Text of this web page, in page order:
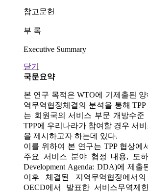
참고문헌
부 록
Executive Summary
닫기
국문요약
본 연구 목적은 WTO에 기제출된 양
역무역협정체결의 분석을 통해
는 회원국의 서비스 부문 개방수준
TPP에 우리나라가 참여할 경우 서
을 제시하고자 하는데 있다.
이를 위하여 본 연구는 TPP 협상에
주요 서비스 분야 협정 내용, 도
Development Agenda: DDA)에 제
이후 체결된 지역무역협정에서
OECD에서 발표한 서비스무역제한